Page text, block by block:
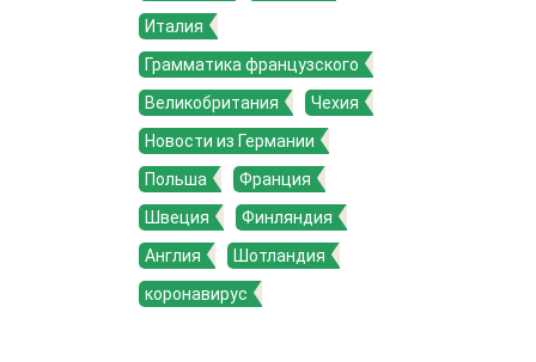
Италия
Грамматика французского
Великобритания
Чехия
Новости из Германии
Польша
Франция
Швеция
Финляндия
Англия
Шотландия
коронавирус